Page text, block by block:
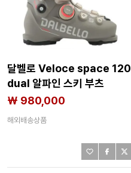
달벨로 Veloce space 120
dual 알파인 스키 부츠
8142226487
₩ 980,000
해외배송상품